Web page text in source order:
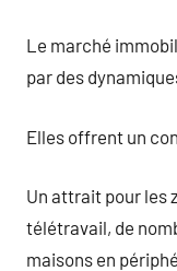
Le marché
par des
Elles offrent un
Un attrait pour les
télétravail, de
maisons en